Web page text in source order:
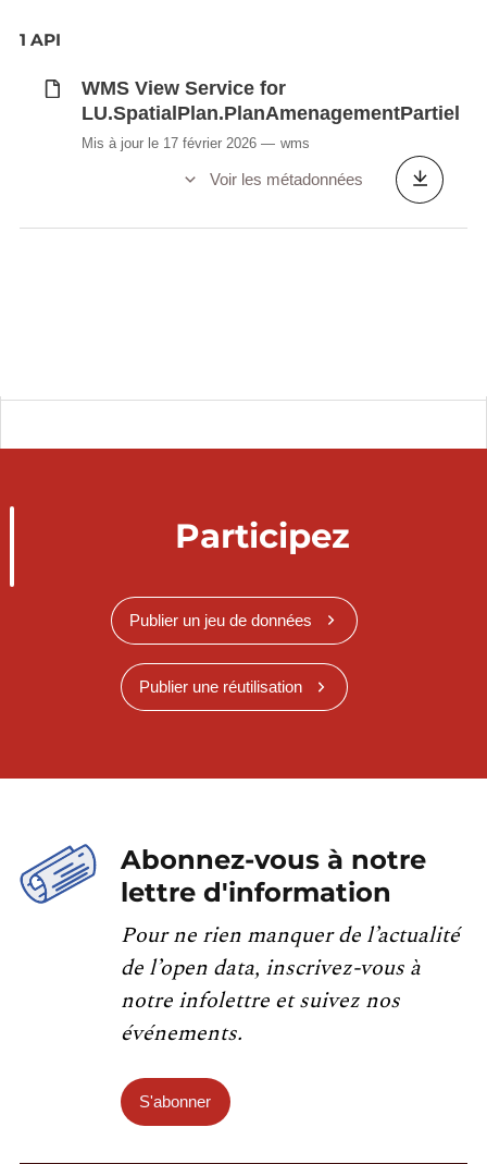
1 API
WMS View Service for
LU.SpatialPlan.PlanAmenagementPartiel
Mis à jour le 17 février 2026 wms
Voir les métadonnées
Participez
Publier un jeu de données
Publier une réutilisation
Abonnez-vous à notre
lettre d'information
Pour ne rien manquer de l’actualité
de l’open data, inscrivez-vous à
notre infolettre et suivez nos
événements.
S'abonner